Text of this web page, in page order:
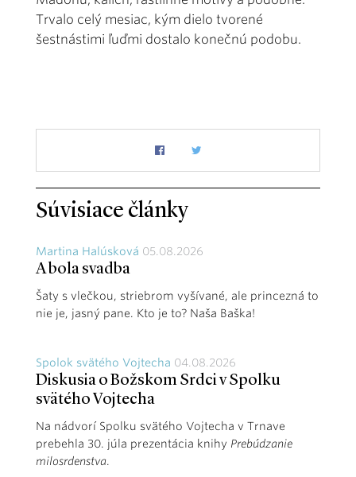
Trvalo celý mesiac, kým dielo tvorené
šestnástimi ľuďmi dostalo konečnú podobu.
Súvisiace články
Martina Halúsková 05.08.2026
A bola svadba
Šaty s vlečkou, striebrom vyšívané, ale princezná to
nie je, jasný pane. Kto je to? Naša Baška!
Spolok svätého Vojtecha 04.08.2026
Diskusia o Božskom Srdci v Spolku
svätého Vojtecha
Na nádvorí Spolku svätého Vojtecha v Trnave
prebehla 30. júla prezentácia knihy Prebúdzanie
milosrdenstva.